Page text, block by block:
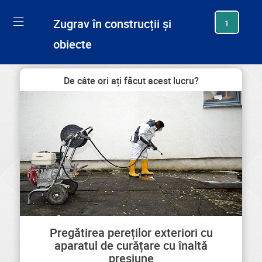
Zugrav în construcții și
obiecte
1
De câte ori ați făcut acest lucru?
Pregătirea pereților exteriori cu
aparatul de curățare cu înaltă
presiune